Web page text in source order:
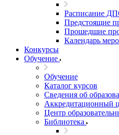
Расписание
Предстоящие
Прошедшие
Календарь
Конкурсы
Обучение
Обучение
Каталог курсов
Сведения об
Аккредитационный
Центр
Библиотека